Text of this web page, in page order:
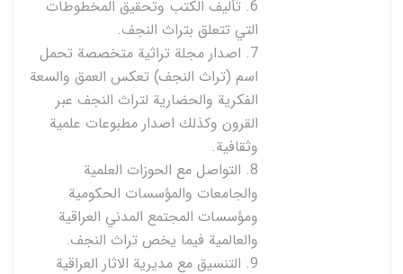
6. تأليف الكتب وتحقيق المخطوطات
التي تتعلق بتراث النجف.
7. اصدار مجلة تراثية متخصصة تحمل
اسم (تراث النجف) تعكس العمق والسعة
الفكرية والحضارية لتراث النجف عبر
القرون وكذلك اصدار مطبوعات علمية
وثقافية.
8. التواصل مع الحوزات العلمية
والجامعات والمؤسسات الحكومية
ومؤسسات المجتمع المدني العراقية
والعالمية فيما يخص تراث النجف.
9. التنسيق مع مديرية الاثار العراقية